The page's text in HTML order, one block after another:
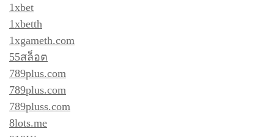
1xbet
1xbetth
1xgameth.com
55สล็อต
789plus.com
789plus.com
789pluss.com
8lots.me